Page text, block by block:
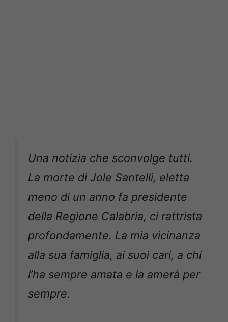
Una notizia che sconvolge tutti.
La morte di Jole Santelli, eletta
meno di un anno fa presidente
della Regione Calabria, ci rattrista
profondamente. La mia vicinanza
alla sua famiglia, ai suoi cari, a chi
l’ha sempre amata e la amerà per
sempre.